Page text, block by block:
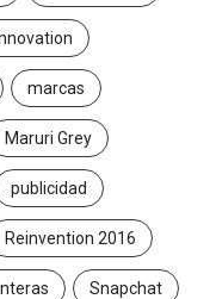
marcas
Maruri Grey
publicidad
Reinvention 2016
Snapchat